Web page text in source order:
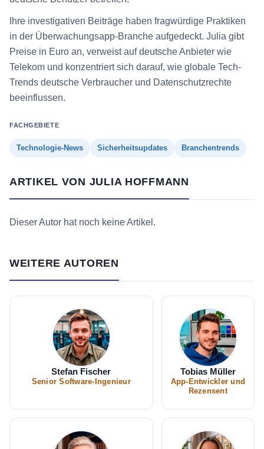
Ihre investigativen Beiträge haben fragwürdige Praktiken
in der Überwachungsapp-Branche aufgedeckt. Julia gibt
Preise in Euro an, verweist auf deutsche Anbieter wie
Telekom und konzentriert sich darauf, wie globale Tech-
Trends deutsche Verbraucher und Datenschutzrechte
beeinflussen.
FACHGEBIETE
Technologie-News Sicherheitsupdates Branchentrends
ARTIKEL VON JULIA HOFFMANN
Dieser Autor hat noch keine Artikel.
WEITERE AUTOREN
Stefan Fischer
Senior Software-Ingenieur
Tobias Müller
App-Entwickler und
Rezensent